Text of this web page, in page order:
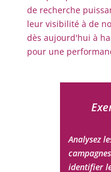
de recherche
leur visibilité à de
dès aujourd'hui à
pour une
Analysez
identifier